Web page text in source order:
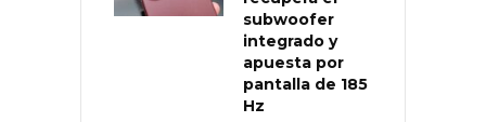
subwoofer
integrado y
apuesta por
pantalla de 185
Hz